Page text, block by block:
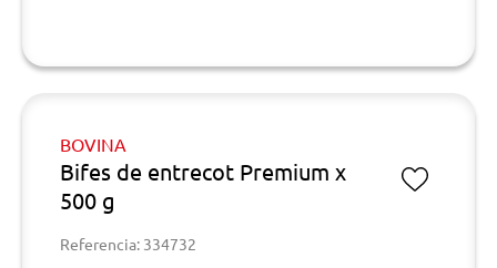
BOVINA
Bifes de entrecot Premium x
500 g
Referencia: 334732